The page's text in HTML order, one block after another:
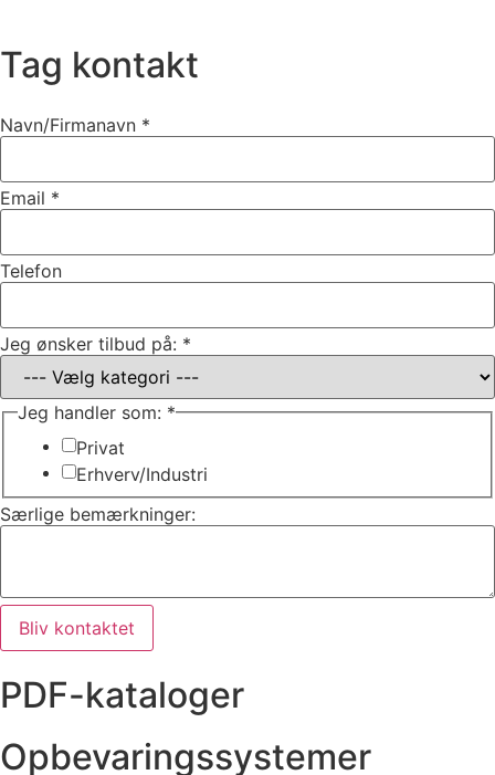
Tag kontakt
Navn/Firmanavn *
Email *
Telefon
som:
Særlige
på:
Jeg ønsker tilbud på: *
Jeg handler som: *
Privat
Erhverv/Industri
Særlige bemærkninger:
Bliv kontaktet
PDF-kataloger
Opbevaringssystemer